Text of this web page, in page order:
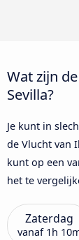
Wat zijn
Sevilla?
Je kunt in
de Vlucht van
kunt op een
het te
Zaterdag
vanaf 1h